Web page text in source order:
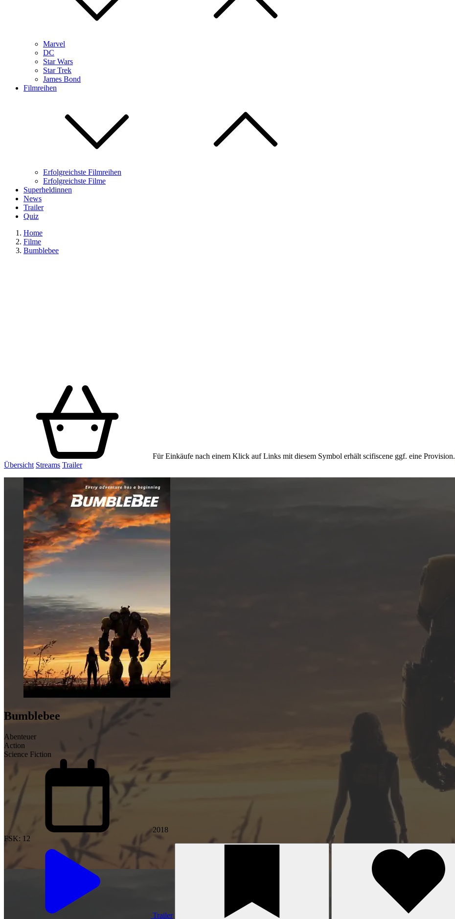
Marvel
DC
Star Wars
Star Trek
James Bond
Filmreihen
Erfolgreichste Filmreihen
Erfolgreichste Filme
Superheldinnen
News
Trailer
Quiz
Home
Filme
Bumblebee
Für Einkäufe nach einem Klick auf Links mit diesem Symbol erhält scifiscene ggf. eine Provision.
Übersicht Streams Trailer
Bumblebee
Abenteuer
Action
Science Fiction
2018
FSK: 12
Trailer